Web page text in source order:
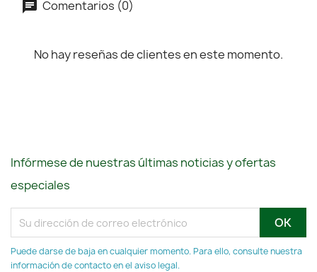
Comentarios (0)
No hay reseñas de clientes en este momento.
Infórmese de nuestras últimas noticias y ofertas
especiales
Puede darse de baja en cualquier momento. Para ello, consulte nuestra
información de contacto en el aviso legal.